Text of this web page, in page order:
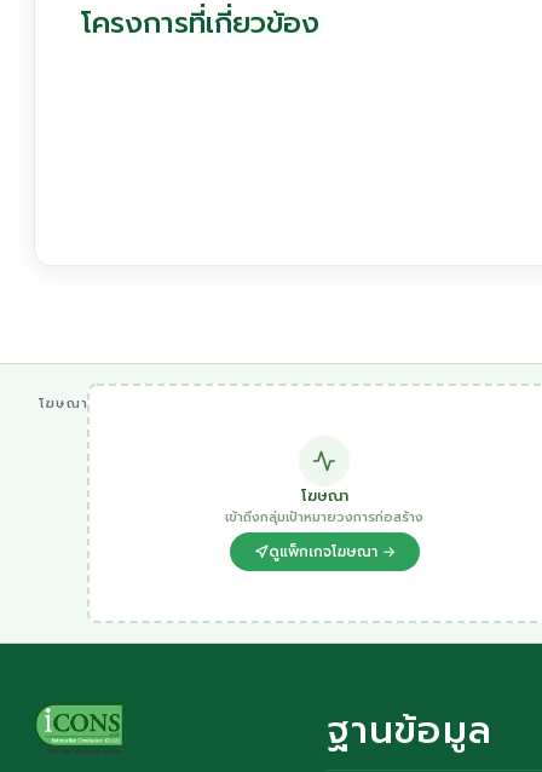
โครงการที่เกี่ยวข้อง
โฆษณา
โฆษณา
เข้าถึงกลุ่มเป้าหมายวงการก่อสร้าง
ดูแพ็กเกจโฆษณา →
ฐานข้อมูล